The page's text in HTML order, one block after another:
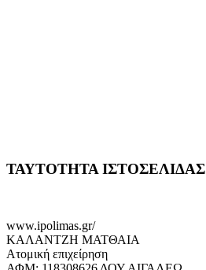
ΤΑΥΤΟΤΗΤΑ ΙΣΤΟΣΕΛΙΔΑΣ
www.ipolimas.gr/
ΚΑΛΑΝΤΖΗ ΜΑΤΘΑΙΑ
Ατομική επιχείρηση